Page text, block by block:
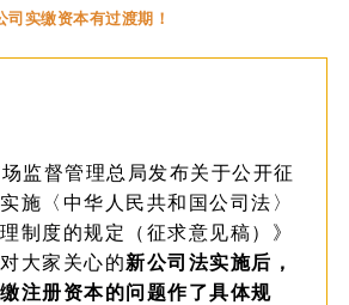
司实缴资本有过渡期！
监督管理总局发布关于公开征
施〈中华人民共和国公司法〉
制度的规定（征求意见稿）》
大家关心的新公司法实施后，
注册资本的问题作了具体规